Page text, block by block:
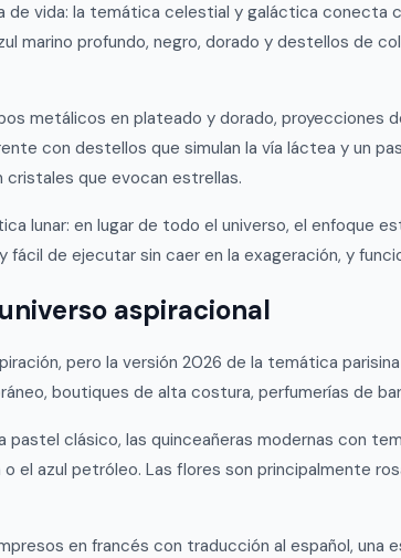
de vida: la temática celestial y galáctica
marino profundo, negro, dorado y destellos
metálicos en plateado y dorado,
con destellos que simulan la vía láctea y un
que evocan estrellas.
lunar: en lugar de todo el universo, el enfoque
fácil de ejecutar sin caer en la exageración, y
aspiracional
pero la versión 2026 de la temática
boutiques de alta costura, perfumerías de
pastel clásico, las quinceañeras modernas con
el azul petróleo. Las flores son principalmente
en francés con traducción al español,